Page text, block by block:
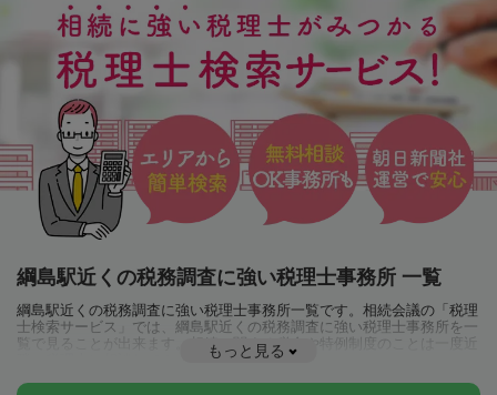
綱島駅近くの税務調査に強い税理士事務所 一覧
綱島駅近くの税務調査に強い税理士事務所一覧です。相続会議の「税理
士検索サービス」では、綱島駅近くの税務調査に強い税理士事務所を一
覧で見ることが出来ます。相続に関する税金や特例制度のことは一度近
隣の税理士に相談してみましょう。
もっと見る